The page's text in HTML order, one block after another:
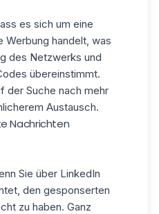
es sich um eine
handelt, was
des Netzwerks und
übereinstimmt.
der Suche nach mehr
Austausch.
Nachrichten
Sie über LinkedIn
den gesponserten
zu haben. Ganz